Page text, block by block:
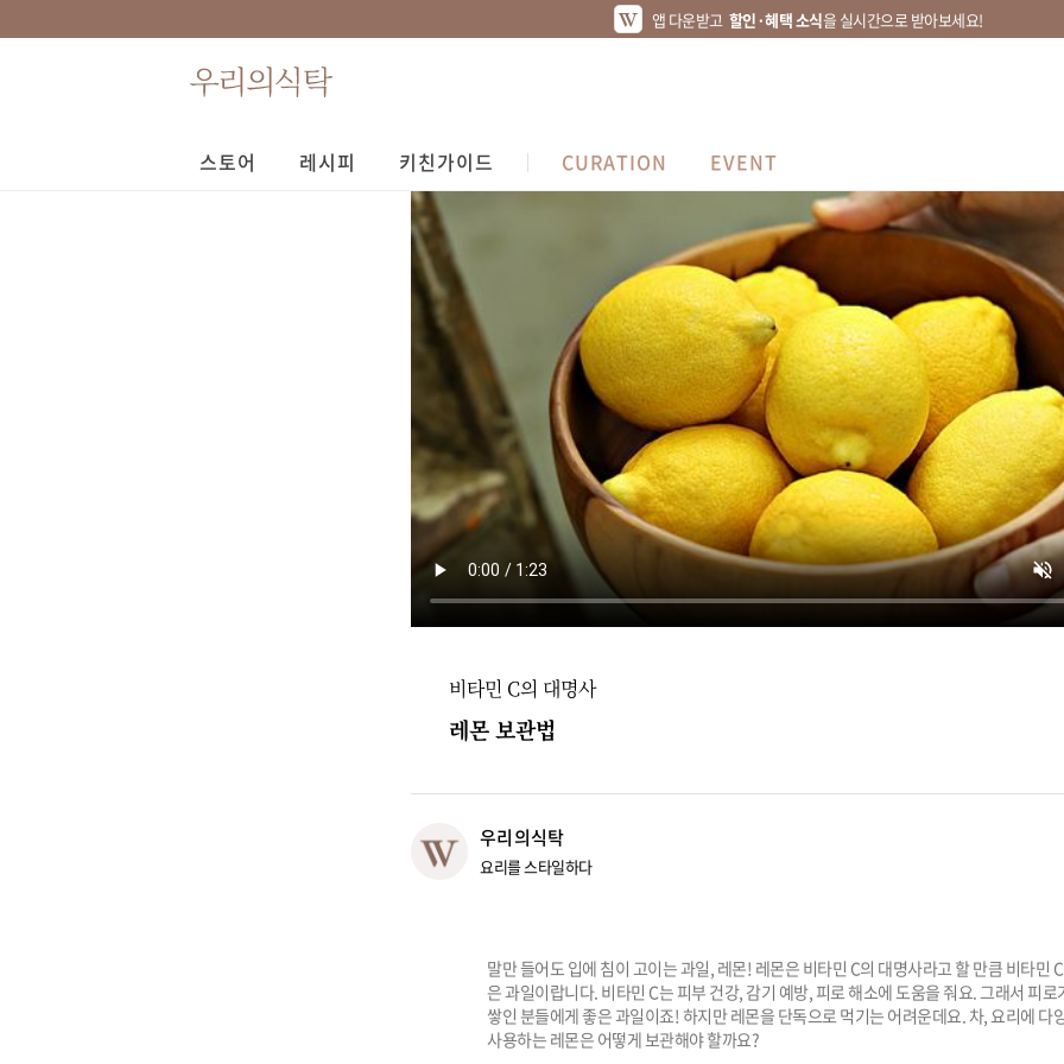
앱 다운받고 할인·혜택 소식을 실시간으로 받아보세요!
스토어 레시피 키친가이드 CURATION EVENT
비타민 C의 대명사
레몬 보관법
우리의식탁
요리를 스타일하다
말만 들어도 입에 침이 고이는 과일, 레몬! 레몬은 비타민 C의 대명사라고 할 만큼 비타민
은 과일이랍니다. 비타민 C는 피부 건강, 감기 예방, 피로 해소에 도움을 줘요. 그래서 피
쌓인 분들에게 좋은 과일이죠! 하지만 레몬을 단독으로 먹기는 어려운데요. 차, 요리에 다
사용하는 레몬은 어떻게 보관해야 할까요?